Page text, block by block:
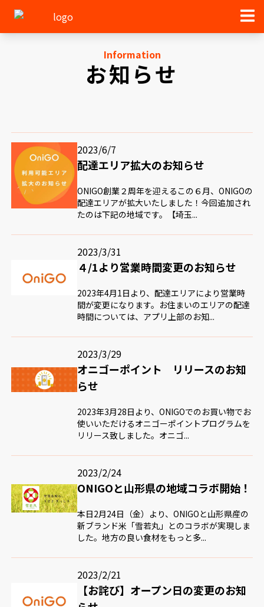
Information
お知らせ
2023/6/7
配達エリア拡大のお知らせ
ONIGO創業２周年を迎えるこの６月、ONIGOの
配達エリアが拡大いたしました！今回追加され
たのは下記の地域です。【埼玉...
2023/3/31
４/1より営業時間変更のお知らせ
2023年4月1日より、配達エリアにより営業時
間が変更になります。お住まいのエリアの配達
時間については、アプリ上部のお知...
2023/3/29
オニゴーポイント リリースのお知
らせ
2023年3月28日より、ONIGOでのお買い物でお
使いいただけるオニゴーポイントプログラムを
リリース致しました。オニゴ...
2023/2/24
ONIGOと山形県の地域コラボ開始！
本日2月24日（金）より、ONIGOと山形県産の
新ブランド米「雪若丸」とのコラボが実現しま
した。地方の良い食材をもっと多...
2023/2/21
【お詫び】オープン日の変更のお知